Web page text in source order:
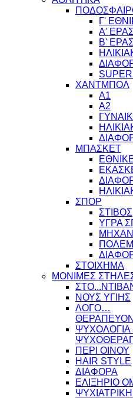
Γ'
Α'
Β'
ΧΑΝΤΜΠΟΛ
Α1
Α2
ΜΠΑΣΚΕΤ
ΣΠΟΡ
ΣΤΙΒΟΣ
ΥΓΡΑ
ΣΤΟΙΧΗΜΑ
ΜΟΝΙΜΕΣ
ΝΟΥΣ ΥΓΙΗΣ
ΛΟΓΟ…
ΨΥΧΟΛΟΓΙΑ
ΠΕΡΙ ΟΙΝΟΥ
HAIR STYLE
ΔΙΑΦΟΡΑ
ΕΛΙΞΗΡΙΟ